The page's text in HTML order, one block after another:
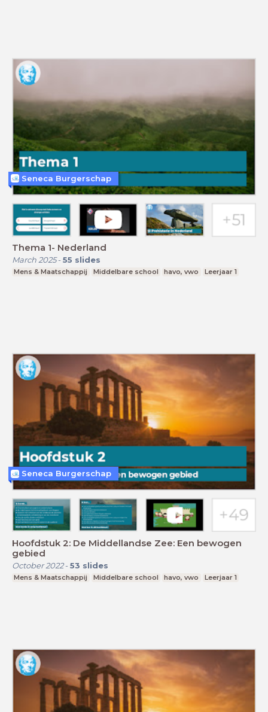
Thema 1- Nederland
March 2025- 55 slides
Mens & Maatschappij Middelbare school havo, vwo Leerjaar 1
Seneca Burgerschap
Hoofdstuk 2: De Middellandse Zee: Een bewogen
gebied
October 2022- 53 slides
Mens & Maatschappij Middelbare school havo, vwo Leerjaar 1
Seneca Burgerschap